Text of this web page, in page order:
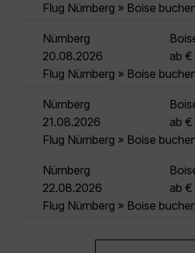
Flug Nürnberg » Boise
Nürnberg
20.08.2026
ab €
Flug Nürnberg » Boise
Nürnberg
21.08.2026
ab €
Flug Nürnberg » Boise
Nürnberg
22.08.2026
ab €
Flug Nürnberg » Boise